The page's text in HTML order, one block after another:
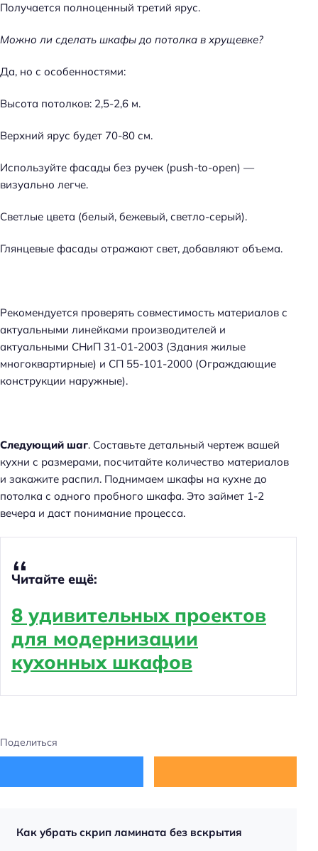
Получается полноценный третий ярус.
Можно ли сделать шкафы до потолка в хрущевке?
Да, но с особенностями:
Высота потолков: 2,5-2,6 м.
Верхний ярус будет 70-80 см.
Используйте фасады без ручек (push-to-open) —
визуально легче.
Светлые цвета (белый, бежевый, светло-серый).
Глянцевые фасады отражают свет, добавляют объема.
Рекомендуется проверять совместимость материалов с
актуальными линейками производителей и
актуальными СНиП 31-01-2003 (Здания жилые
многоквартирные) и СП 55-101-2000 (Ограждающие
конструкции наружные).
Следующий шаг. Составьте детальный чертеж вашей
кухни с размерами, посчитайте количество материалов
и закажите распил. Поднимаем шкафы на кухне до
потолка с одного пробного шкафа. Это займет 1-2
вечера и даст понимание процесса.
Читайте ещё:
8 удивительных проектов
для модернизации
кухонных шкафов
Поделиться
Как убрать скрип ламината без вскрытия